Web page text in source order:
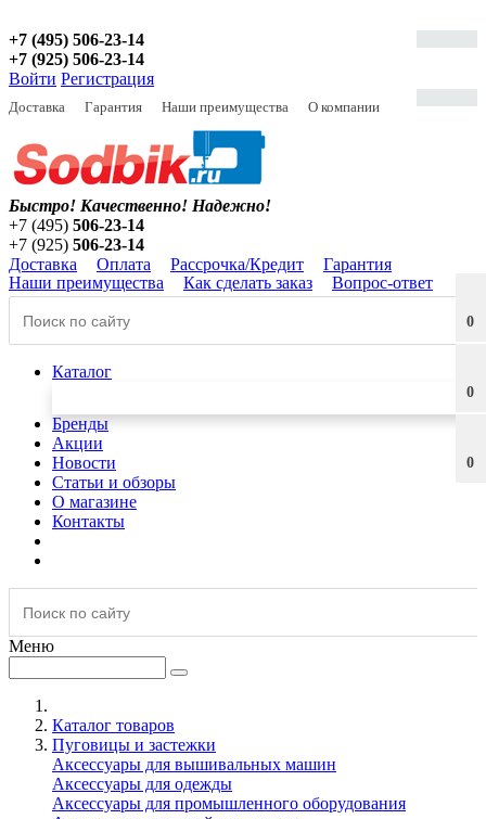
+7 (495) 506-23-14
+7 (925) 506-23-14
Войти Регистрация
Доставка Гарантия Наши преимущества О компании
0
0
0
Быстро! Качественно! Надежно!
+7 (495) 506-23-14
+7 (925) 506-23-14
Доставка
Оплата Рассрочка/Кредит
Гарантия
Наши преимущества
Как сделать заказ Вопрос-ответ
Каталог
Бренды
Акции
Новости
Статьи и обзоры
О магазине
Контакты
Меню
Каталог товаров
Пуговицы и застежки
Аксессуары для вышивальных машин
Аксессуары для одежды
Аксессуары для промышленного оборудования